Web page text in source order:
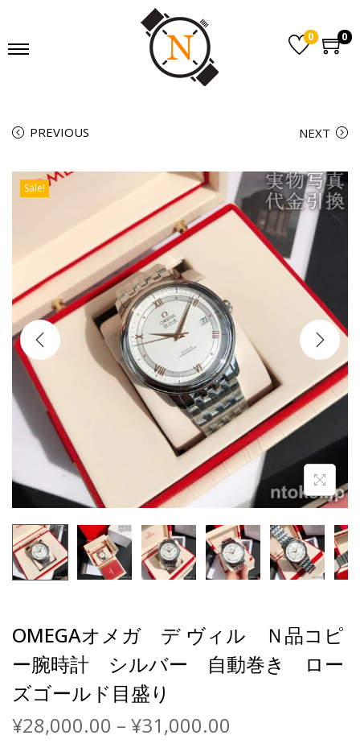
0 0
PREVIOUS NEXT
Sale!
OMEGAオメガ デ ヴィル Ｎ品コピ
ー腕時計 シルバー 自動巻き ロー
ズゴールド目盛り
¥28,000.00 – ¥31,000.00